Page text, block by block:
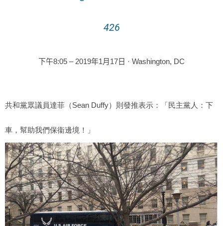
426
下午8:05 – 2019年1月17日 · Washington, DC
共和黨眾議員達菲（Sean Duffy）則發推表示：「民主黨人：下
車，幫助我們保衞邊境！」